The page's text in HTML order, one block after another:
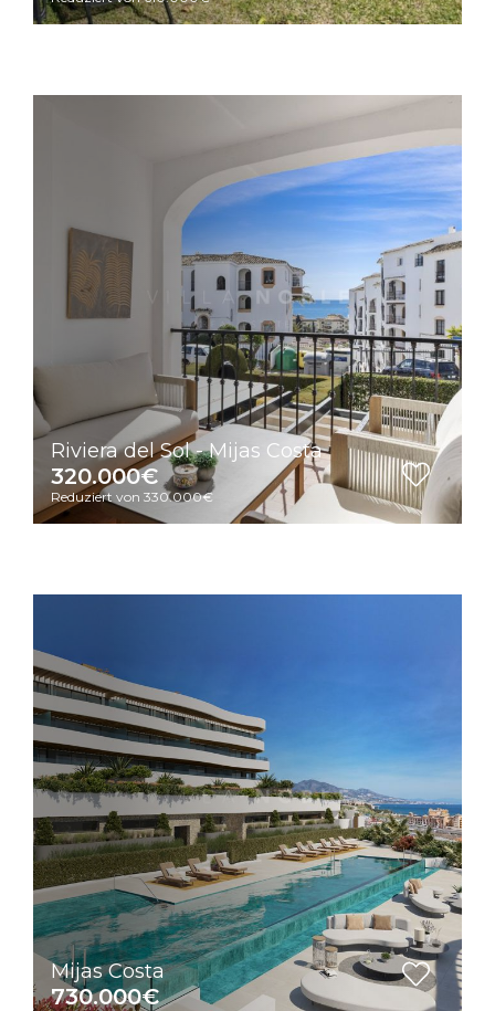
Riviera del Sol - Mijas Costa
320.000€
Reduziert von 330.000€
Mijas Costa
730.000€